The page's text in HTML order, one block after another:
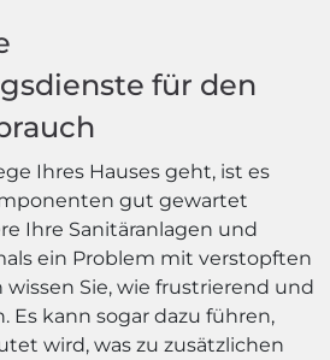
für den
Ihres Hauses geht, ist es
gut gewartet
Ihre Sanitäranlagen und
ein Problem mit verstopften
wissen Sie, wie frustrierend und
Es kann sogar dazu führen,
wird, was zu zusätzlichen